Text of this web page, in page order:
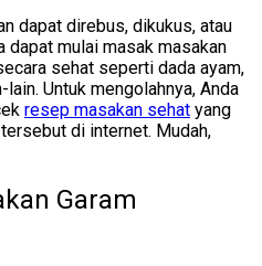
dapat direbus, dikukus, atau
dapat mulai masak masakan
sehat seperti dada ayam,
Untuk mengolahnya, Anda
resep masakan sehat yang
di internet. Mudah,
Garam